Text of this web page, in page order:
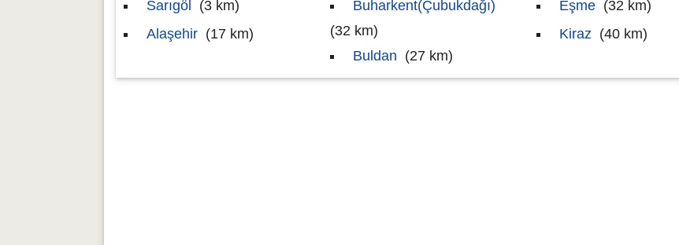
Sarıgöl
(3 km)
Alaşehir (17 km)
Buharkent(Çubukdağı)
(32 km)
Buldan (27 km)
Eşme (32 km)
Kiraz (40 km)